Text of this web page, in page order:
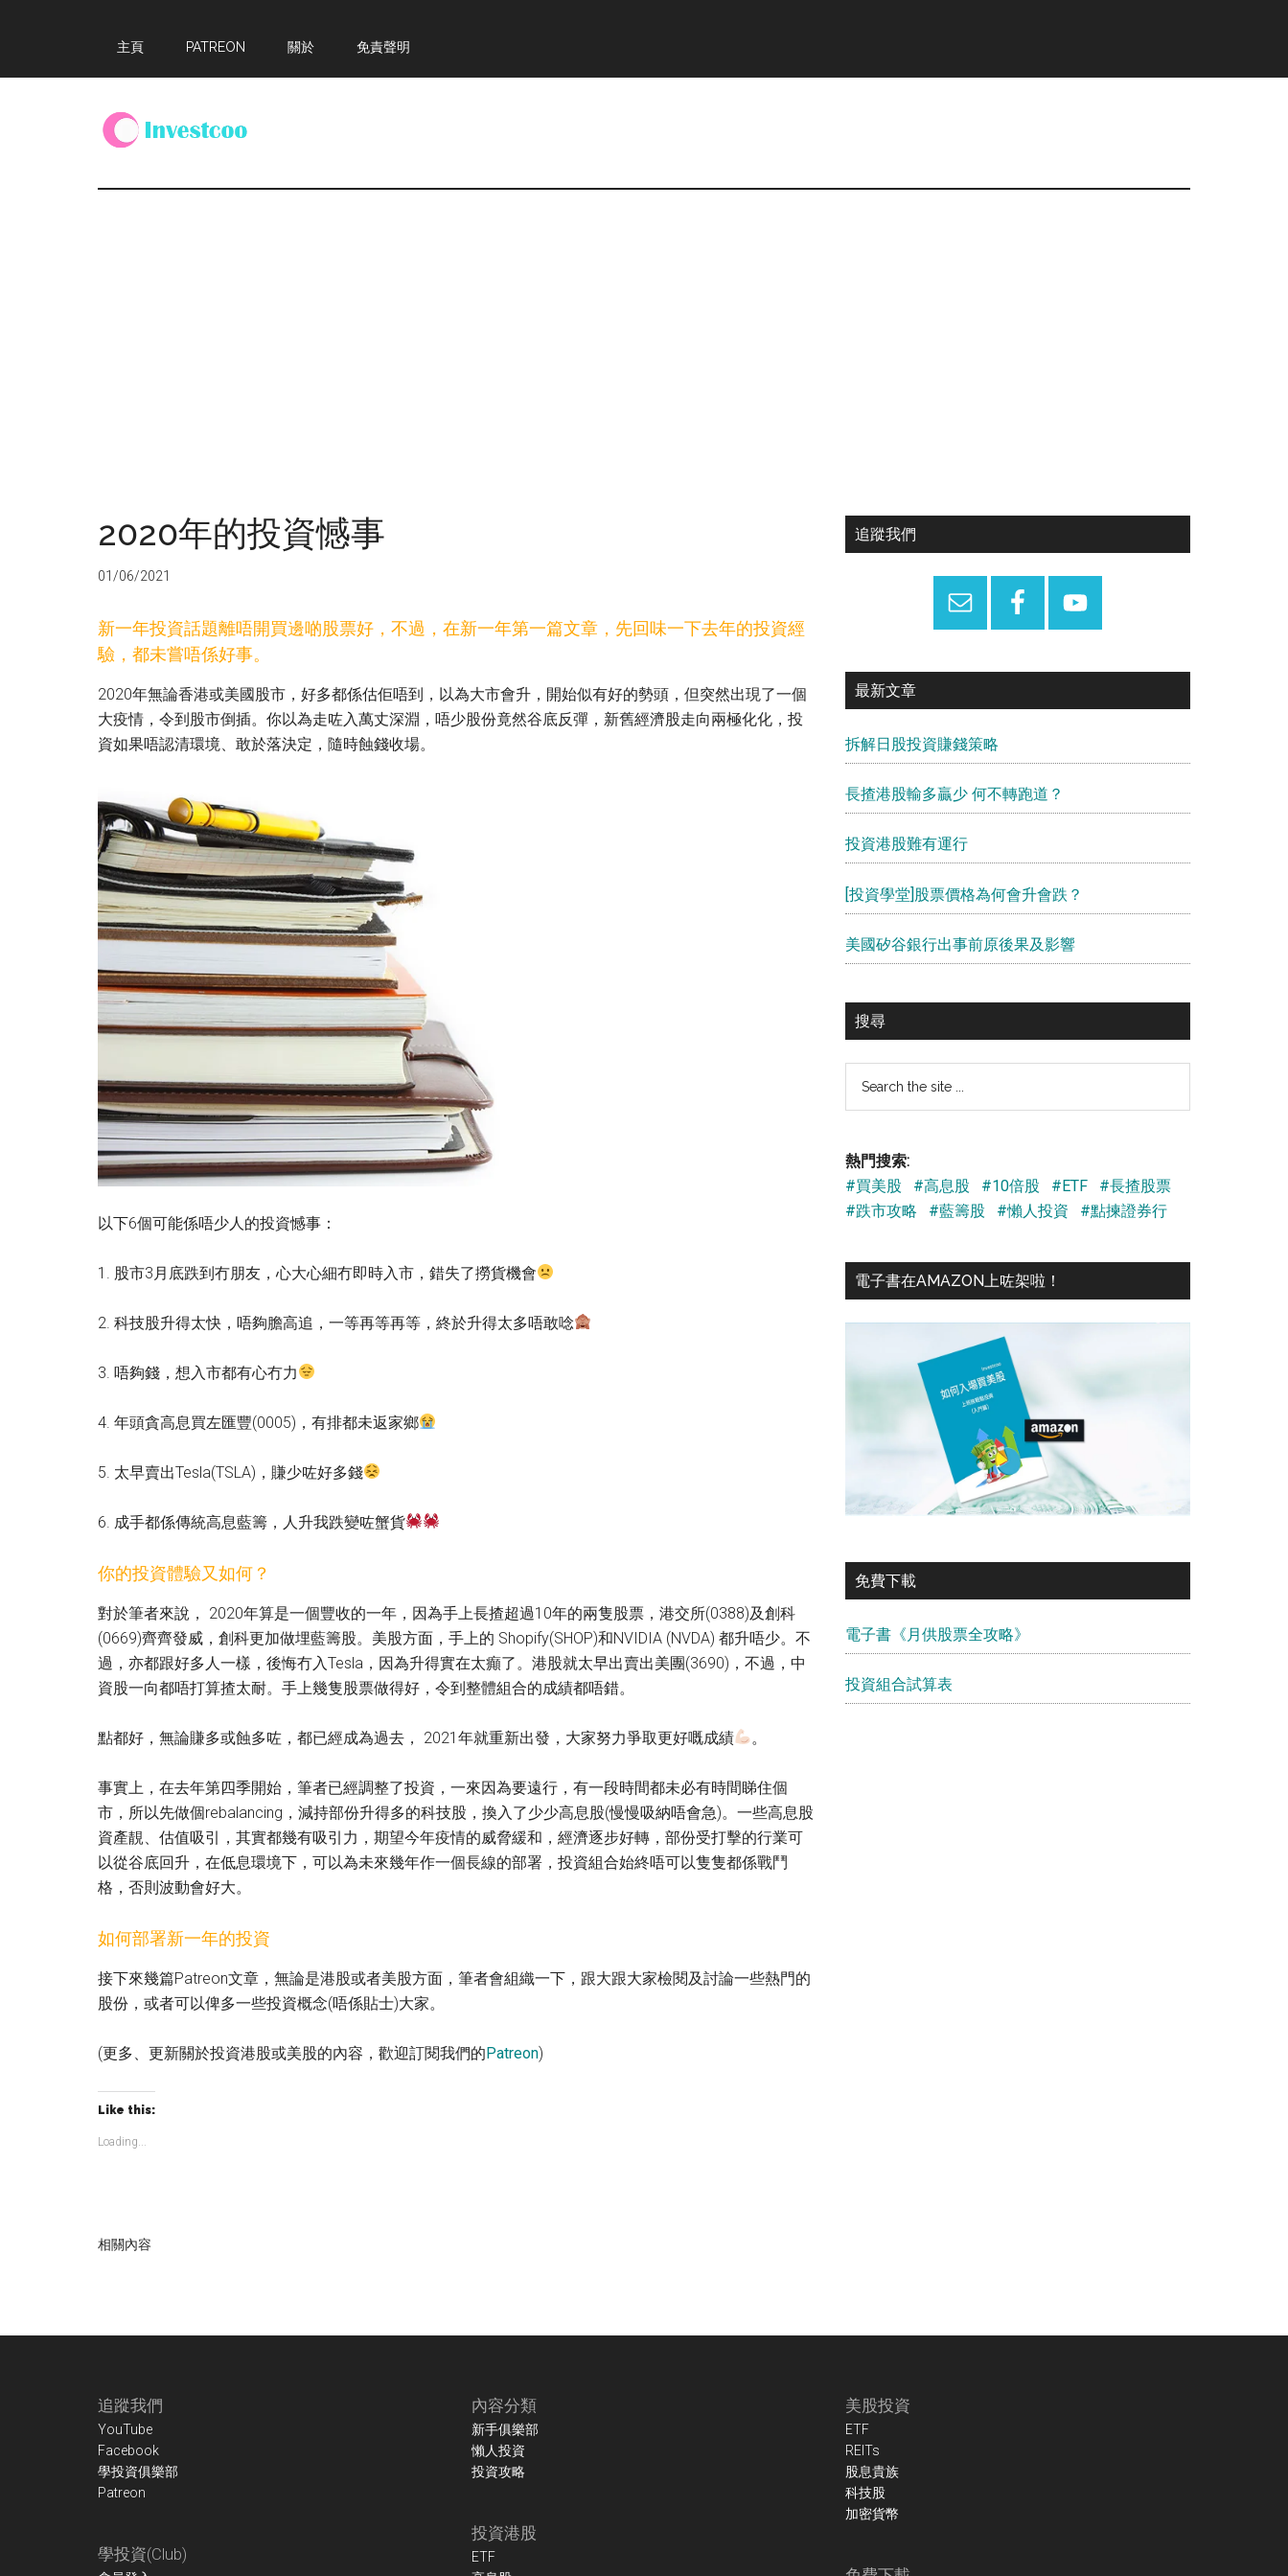
main
primary
footer
主頁 PATREON 關於 免責聲明
Investcoo
個
2020年的投資憾事
01/06/2021
新一年投資話題離唔開買邊啲股票好，不過，在新一年第一篇文章，先回味一下去年的投資經
驗，都未嘗唔係好事。
2020年無論香港或美國股市，好多都係估佢唔到，以為大市會升，開始似有好的勢頭，但突然出現了一個
大疫情，令到股市倒插。你以為走咗入萬丈深淵，唔少股份竟然谷底反彈，新舊經濟股走向兩極化化，投
資如果唔認清環境、敢於落決定，隨時蝕錢收場。
以下6個可能係唔少人的投資憾事：
1. 股市3月底跌到冇朋友，心大心細冇即時入市，錯失了撈貨機會
2. 科技股升得太快，唔夠膽高追，一等再等再等，終於升得太多唔敢唸
3. 唔夠錢，想入市都有心冇力
4. 年頭貪高息買左匯豐(0005)，有排都未返家鄉
5. 太早賣出Tesla(TSLA)，賺少咗好多錢
6. 成手都係傳統高息藍籌，人升我跌變咗蟹貨
你的投資體驗又如何？
對於筆者來說， 2020年算是一個豐收的一年，因為手上長揸超過10年的兩隻股票，港交所(0388)及創科
(0669)齊齊發威，創科更加做埋藍籌股。美股方面，手上的 Shopify(SHOP)和NVIDIA (NVDA) 都升唔少。不
過，亦都跟好多人一樣，後悔冇入Tesla，因為升得實在太癲了。港股就太早出賣出美團(3690)，不過，中
資股一向都唔打算揸太耐。手上幾隻股票做得好，令到整體組合的成績都唔錯。
點都好，無論賺多或蝕多咗，都已經成為過去， 2021年就重新出發，大家努力爭取更好嘅成績 。
事實上，在去年第四季開始，筆者已經調整了投資，一來因為要遠行，有一段時間都未必有時間睇住個
市，所以先做個rebalancing，減持部份升得多的科技股，換入了少少高息股(慢慢吸納唔會急)。一些高息股
資產靚、估值吸引，其實都幾有吸引力，期望今年疫情的威脅緩和，經濟逐步好轉，部份受打擊的行業可
以從谷底回升，在低息環境下，可以為未來幾年作一個長線的部署，投資組合始終唔可以隻隻都係戰鬥
格，否則波動會好大。
如何部署新一年的投資
接下來幾篇Patreon文章，無論是港股或者美股方面，筆者會組織一下，跟大跟大家檢閱及討論一些熱門的
股份，或者可以俾多一些投資概念(唔係貼士)大家。
(更多、更新關於投資港股或美股的內容，歡迎訂閱我們的Patreon)
Like this:
Loading...
相關內容
Primary
追蹤我們
最新文章
拆解日股投資賺錢策略
長揸港股輸多贏少 何不轉跑道？
投資港股難有運行
[投資學堂]股票價格為何會升會跌？
美國矽谷銀行出事前原後果及影響
搜尋
熱門搜索:
#買美股
#高息股 #10倍股 #ETF
#長揸股票
#跌市攻略
#藍籌股 #懶人投資 #點揀證券行
電子書在AMAZON上咗架啦！
免費下載
電子書《月供股票全攻略》
投資組合試算表
追蹤我們
YouTube
Facebook
學投資俱樂部
Patreon
學投資(Club)
內容分類
新手俱樂部
懶人投資
投資攻略
投資港股
ETF
美股投資
ETF
REITs
股息貴族
科技股
加密貨幣